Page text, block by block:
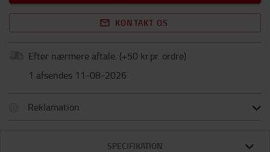
KONTAKT OS
Efter nærmere aftale. (+50 kr.pr. ordre)
1 afsendes 11-08-2026
Reklamation
SPECIFIKATION